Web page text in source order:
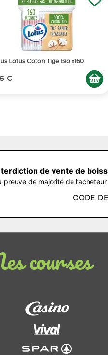
Lotus Coton Tige Bio x160
€
de vente de
preuve de majorité de
CODE
courses